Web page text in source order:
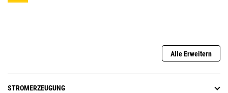
Alle Erweitern
STROMERZEUGUNG